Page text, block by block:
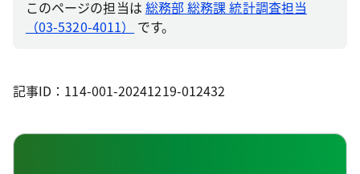
このページの担当は 総務部 総務課 統計調査担当
（03-5320-4011）
です。
記事ID：114-001-20241219-012432